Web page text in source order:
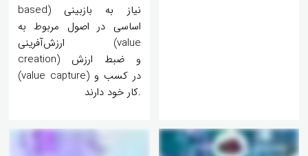
based) نیاز به بازبینی
اساسی در اصول مربوط به
ارزش‌آفرینی (value
creation) و ضبط ارزش
(value capture) در کسب و
کار خود دارند.